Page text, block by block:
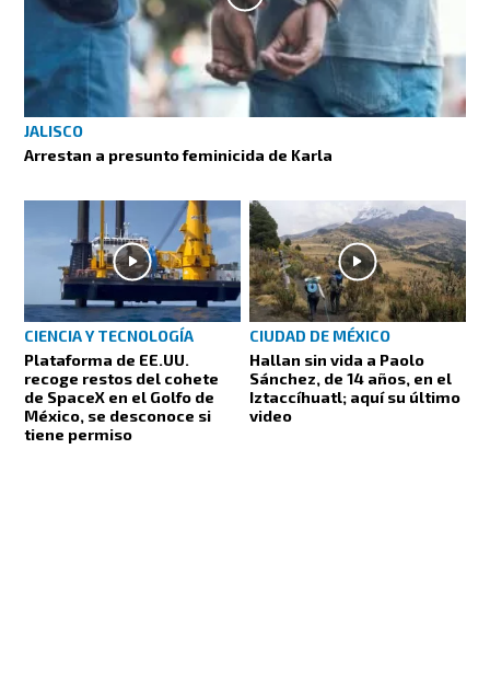
JALISCO
Arrestan a presunto feminicida de Karla
CIENCIA Y TECNOLOGÍA
Plataforma de EE.UU.
recoge restos del cohete
de SpaceX en el Golfo de
México, se desconoce si
tiene permiso
CIUDAD DE MÉXICO
Hallan sin vida a Paolo
Sánchez, de 14 años, en el
Iztaccíhuatl; aquí su último
video